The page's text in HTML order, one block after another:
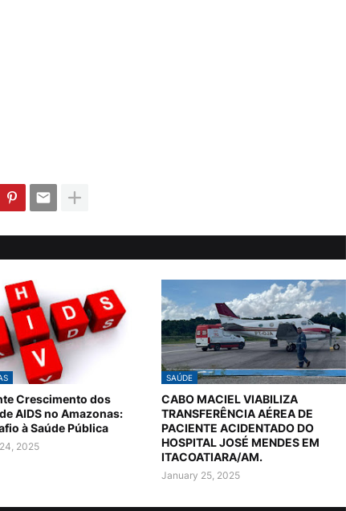
Crescimento dos
AIDS no Amazonas:
à Saúde Pública
2025
SAÚDE
CABO MACIEL VIABILIZA
TRANSFERÊNCIA AÉREA DE
PACIENTE ACIDENTADO DO
HOSPITAL JOSÉ MENDES EM
ITACOATIARA/AM.
January 25, 2025